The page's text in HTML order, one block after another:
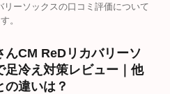
リーソックスの口コミ評価について
。
んCM ReDリカバリーソ
足冷え対策レビュー｜他
の違いは？